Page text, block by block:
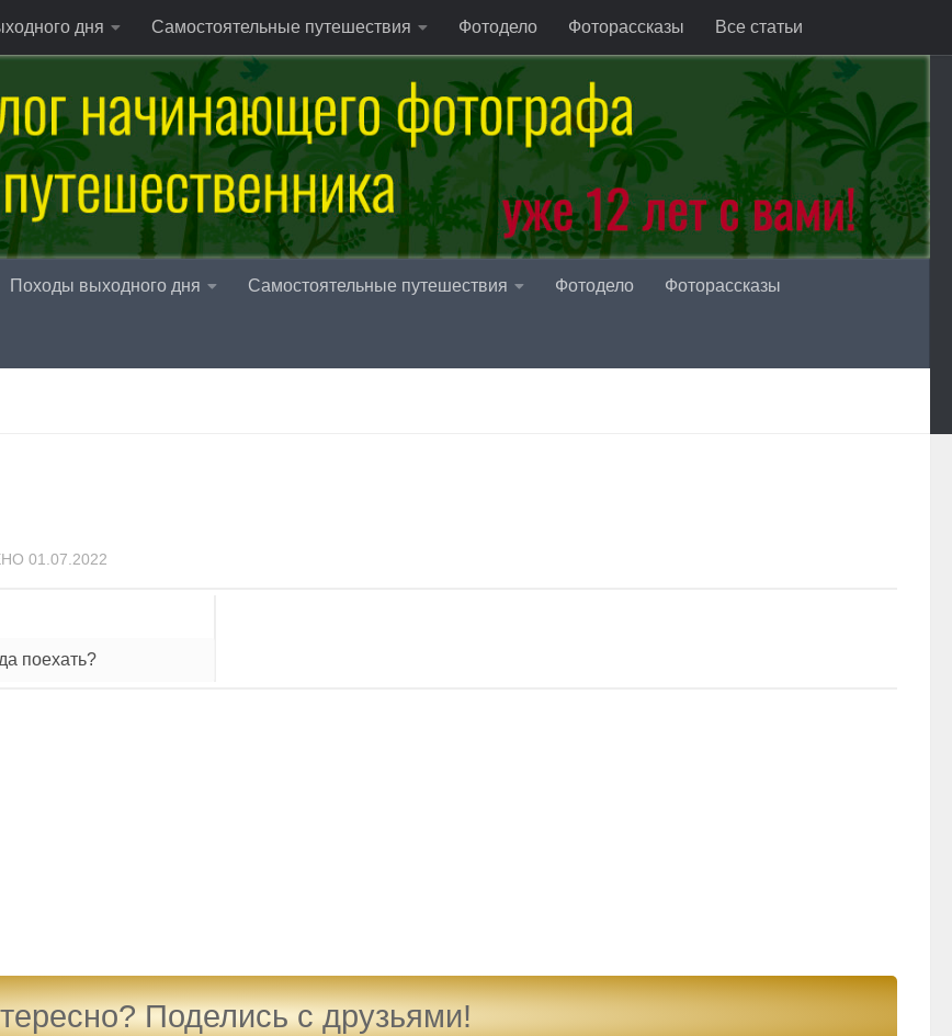
дня Самостоятельные путешествия Фотодело Фоторассказы Все статьи
Походы выходного дня Самостоятельные путешествия Фотодело Фоторассказы
01.07.2022
поехать?
Поделись с друзьями!